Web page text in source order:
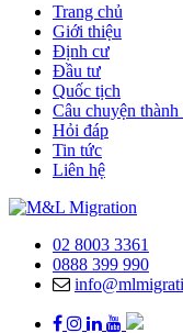
Trang chủ
Giới thiệu
Định cư
Đầu tư
Quốc tịch
Câu chuyện thành
Hỏi đáp
Tin tức
Liên hệ
02 8003 3361
0888 399 990